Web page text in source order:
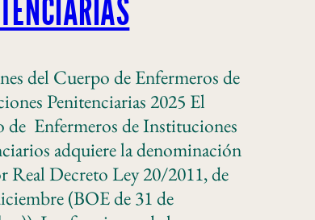
del Cuerpo de Enfermeros de
Penitenciarias 2025 El
de Enfermeros de Instituciones
adquiere la denominación
Real Decreto Ley 20/2011, de
(BOE de 31 de